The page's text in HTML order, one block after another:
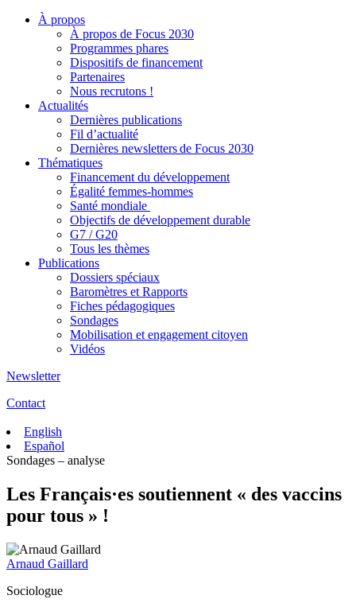
À propos
À propos de Focus 2030
Programmes phares
Dispositifs de financement
Partenaires
Nous recrutons !
Actualités
Dernières publications
Fil d’actualité
Dernières newsletters de Focus 2030
Thématiques
Financement du développement
Égalité femmes-hommes
Santé mondiale
Objectifs de développement durable
G7 / G20
Tous les thèmes
Publications
Dossiers spéciaux
Baromètres et Rapports
Fiches pédagogiques
Sondages
Mobilisation et engagement citoyen
Vidéos
Newsletter
Contact
English
Español
Sondages – analyse
Les Français·es soutiennent « des vaccins
pour tous » !
Arnaud Gaillard
Sociologue